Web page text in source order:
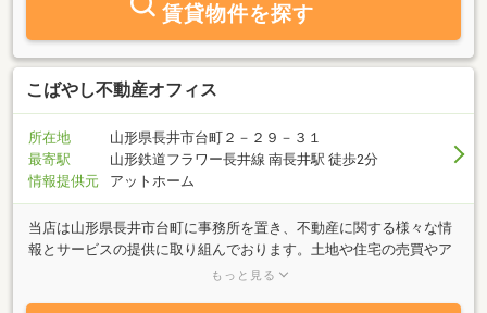
賃貸物件を探す
こばやし不動産オフィス
所在地
山形県長井市台町２－２９－３１
最寄駅
山形鉄道フラワー長井線 南長井駅 徒歩2分
情報提供元
アットホーム
当店は山形県長井市台町に事務所を置き、不動産に関する様々な情
報とサービスの提供に取り組んでおります。土地や住宅の売買やア
パート・マンションなどの賃貸物件のご紹介・管理業務等、不動産
もっと見る